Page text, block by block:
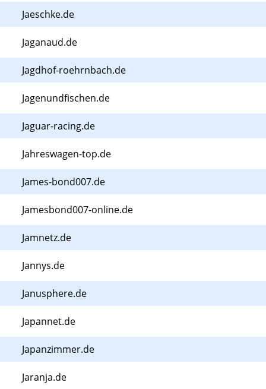
Jaeschke.de
Jaganaud.de
Jagdhof-roehrnbach.de
Jagenundfischen.de
Jaguar-racing.de
Jahreswagen-top.de
James-bond007.de
Jamesbond007-online.de
Jamnetz.de
Jannys.de
Janusphere.de
Japannet.de
Japanzimmer.de
Jaranja.de